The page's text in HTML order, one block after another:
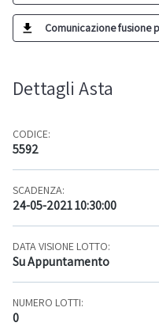
Comunicazione fusione
Dettagli Asta
CODICE:
5592
SCADENZA:
24-05-2021 10:30:00
DATA VISIONE LOTTO:
Su Appuntamento
NUMERO LOTTI:
0